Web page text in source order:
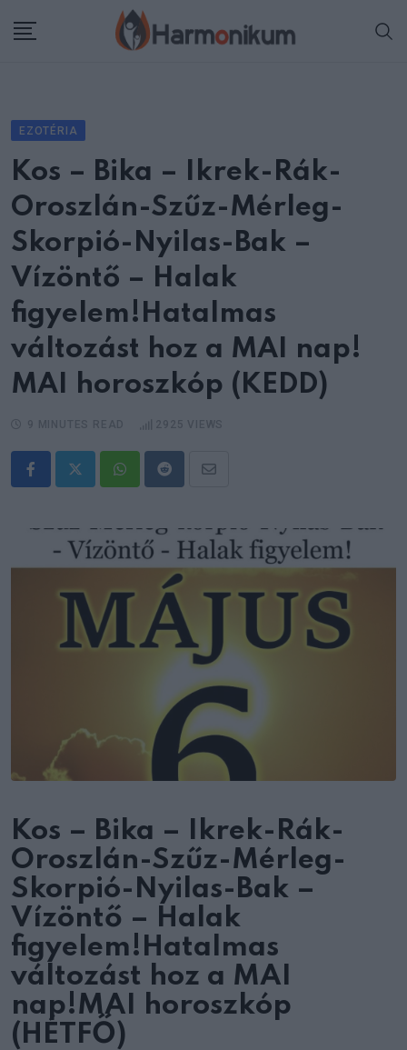
EZOTÉRIA
Kos – Bika – Ikrek-Rák-
Oroszlán-Szűz-Mérleg-
Skorpió-Nyilas-Bak –
Vízöntő – Halak
figyelem!Hatalmas
változást hoz a MAI nap!
MAI horoszkóp (KEDD)
WhatsappRedditShare
Email
Kos – Bika – Ikrek-Rák-
Oroszlán-Szűz-Mérleg-
Skorpió-Nyilas-Bak –
Vízöntő – Halak
figyelem!Hatalmas
változást hoz a MAI
nap!MAI horoszkóp
(HÉTFŐ)